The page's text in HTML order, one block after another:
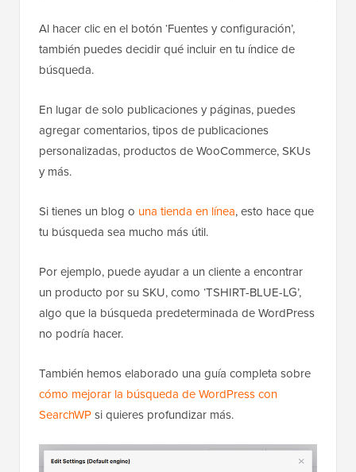
Al hacer clic en el botón ‘Fuentes y configuración’,
también puedes decidir qué incluir en tu índice de
búsqueda.
En lugar de solo publicaciones y páginas, puedes
agregar comentarios, tipos de publicaciones
personalizadas, productos de WooCommerce, SKUs
y más.
Si tienes un blog o una tienda en línea, esto hace que
tu búsqueda sea mucho más útil.
Por ejemplo, puede ayudar a un cliente a encontrar
un producto por su SKU, como ‘TSHIRT-BLUE-LG’,
algo que la búsqueda predeterminada de WordPress
no podría hacer.
También hemos elaborado una guía completa sobre
cómo mejorar la búsqueda de WordPress con
SearchWPsi quieres profundizar más.